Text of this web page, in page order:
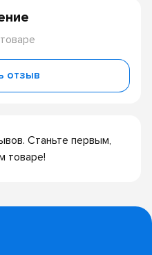
Станьте первым,
товаре!
отзыв